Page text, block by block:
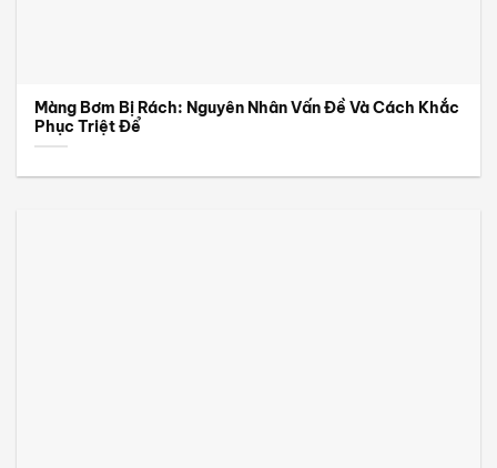
Màng Bơm Bị Rách: Nguyên Nhân Vấn Đề Và Cách Khắc
Phục Triệt Để